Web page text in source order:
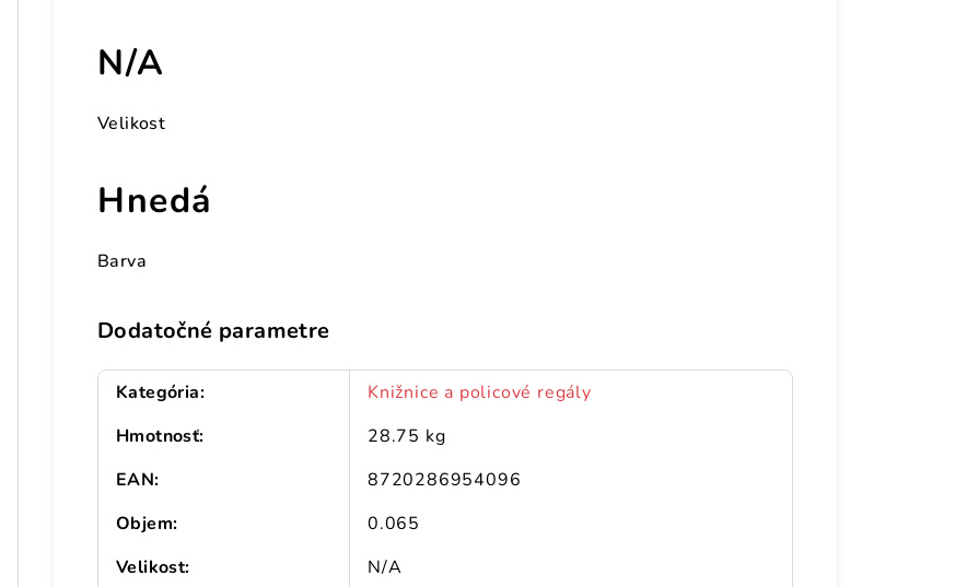
N/A
Velikost
Hnedá
Barva
Dodatočné parametre
Kategória:
Knižnice a policové regály
Hmotnosť:
28.75 kg
EAN:
8720286954096
Objem:
0.065
Velikost:
N/A